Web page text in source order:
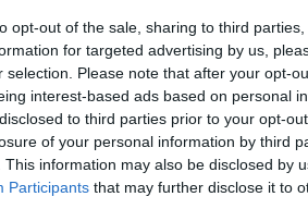
opt-out of the sale, sharing to third
for targeted advertising by us,
selection. Please note that after your opt-
interest-based ads based on personal
to third parties prior to your opt-
of your personal information by third
This information may also be disclosed by
Participants that may further disclose it to
1990-ben
zajlott le, azóta
választásokon kormányok
3,4 milliószavazat
a köztársasági elnök
a többségre, a